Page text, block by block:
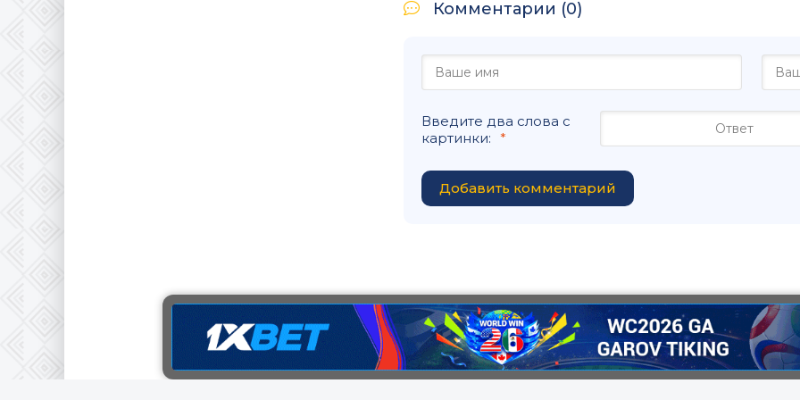
Комментарии (0)
Введите два слова с
картинки:
Добавить комментарий